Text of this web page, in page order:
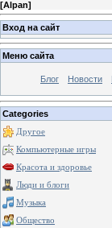
[Alpan]
Вход на сайт
Меню сайта
Блог Новости
Categories
Другое
Компьютерные игры
Красота и здоровье
Люди и блоги
Музыка
Общество